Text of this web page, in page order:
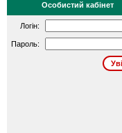
Особистий кабінет
Логін:
Пароль: